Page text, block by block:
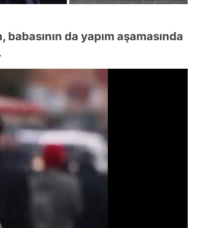
babasının da yapım aşamasında